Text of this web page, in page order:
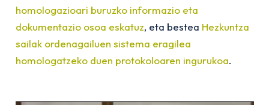
homologazioari buruzko informazio eta
dokumentazio osoa eskatuz, eta bestea Hezkuntza
sailak ordenagailuen sistema eragilea
homologatzeko duen protokoloaren ingurukoa.